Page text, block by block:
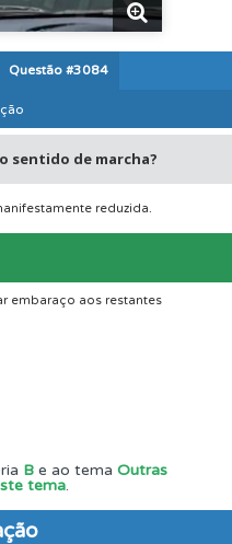
Questão #3084
sentido de marcha?
reduzida.
embaraço aos restantes
B e ao tema Outras
tema.